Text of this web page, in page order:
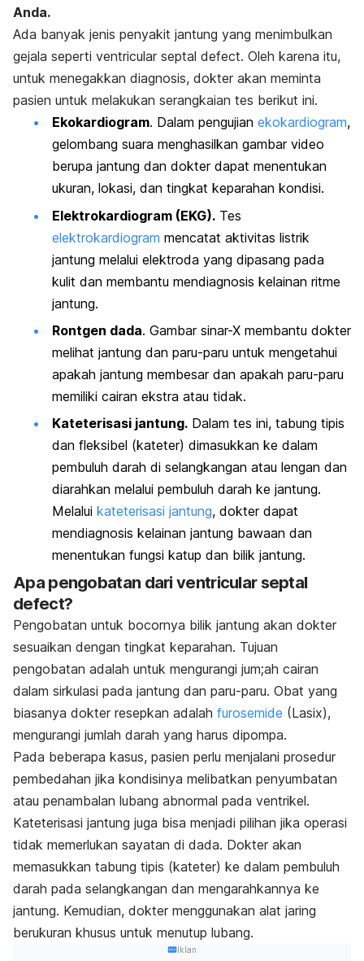
Anda.
Ada banyak jenis penyakit jantung yang menimbulkan
gejala seperti ventricular septal defect. Oleh karena itu,
untuk menegakkan diagnosis, dokter akan meminta
pasien untuk melakukan serangkaian tes berikut ini.
Ekokardiogram. Dalam pengujian ekokardiogram,
gelombang suara menghasilkan gambar video
berupa jantung dan dokter dapat menentukan
ukuran, lokasi, dan tingkat keparahan kondisi.
Elektrokardiogram (EKG). Tes
elektrokardiogram mencatat aktivitas listrik
jantung melalui elektroda yang dipasang pada
kulit dan membantu mendiagnosis kelainan ritme
jantung.
Rontgen dada. Gambar sinar-X membantu dokter
melihat jantung dan paru-paru untuk mengetahui
apakah jantung membesar dan apakah paru-paru
memiliki cairan ekstra atau tidak.
Kateterisasi jantung. Dalam tes ini, tabung tipis
dan fleksibel (kateter) dimasukkan ke dalam
pembuluh darah di selangkangan atau lengan dan
diarahkan melalui pembuluh darah ke jantung.
Melalui kateterisasi jantung, dokter dapat
mendiagnosis kelainan jantung bawaan dan
menentukan fungsi katup dan bilik jantung.
Apa pengobatan dari ventricular septal
defect?
Pengobatan untuk bocornya bilik jantung akan dokter
sesuaikan dengan tingkat keparahan. Tujuan
pengobatan adalah untuk mengurangi jum;ah cairan
dalam sirkulasi pada jantung dan paru-paru. Obat yang
biasanya dokter resepkan adalah furosemide (Lasix),
mengurangi jumlah darah yang harus dipompa.
Pada beberapa kasus, pasien perlu menjalani prosedur
pembedahan jika kondisinya melibatkan penyumbatan
atau penambalan lubang abnormal pada ventrikel.
Kateterisasi jantung juga bisa menjadi pilihan jika operasi
tidak memerlukan sayatan di dada. Dokter akan
memasukkan tabung tipis (kateter) ke dalam pembuluh
darah pada selangkangan dan mengarahkannya ke
jantung. Kemudian, dokter menggunakan alat jaring
berukuran khusus untuk menutup lubang.
Iklan